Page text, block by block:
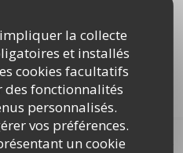
la collecte
et installés
cookies facultatifs
des fonctionnalités
personnalisés.
vos préférences.
un cookieRéservation